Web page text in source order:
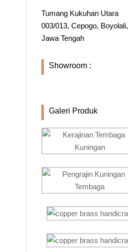
Tumang Kukuhan Utara
003/013, Cepogo, Boyolali,
Jawa Tengah
Showroom :
Galeri Produk